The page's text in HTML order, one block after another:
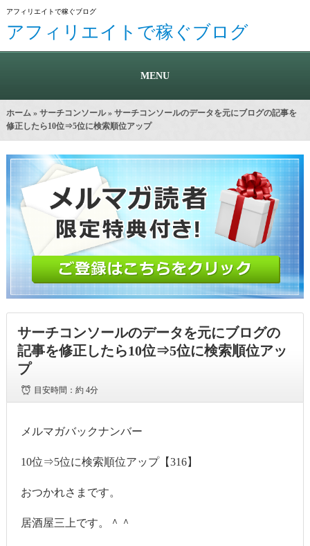
アフィリエイトで稼ぐブログ
アフィリエイトで稼ぐブログ
MENU
ホーム» サーチコンソール» サーチコンソールのデータを元にブログの記事を
修正したら10位⇒5位に検索順位アップ
サーチコンソールのデータを元にブログの
記事を修正したら10位⇒5位に検索順位アッ
プ
目安時間：約 4分
メルマガバックナンバー
10位⇒5位に検索順位アップ【316】
おつかれさまです。
居酒屋三上です。＾＾